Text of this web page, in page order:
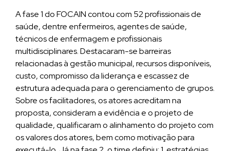
A fase 1 do FOCAIN contou com 52 profissionais de
saúde, dentre enfermeiros, agentes de saúde,
técnicos de enfermagem e profissionais
multidisciplinares. Destacaram-se barreiras
relacionadas à gestão municipal, recursos disponíveis,
custo, compromisso da liderança e escassez de
estrutura adequada para o gerenciamento de grupos.
Sobre os facilitadores, os atores acreditam na
proposta, consideram a evidência e o projeto de
qualidade, qualificaram o alinhamento do projeto com
os valores dos atores, bem como motivação para